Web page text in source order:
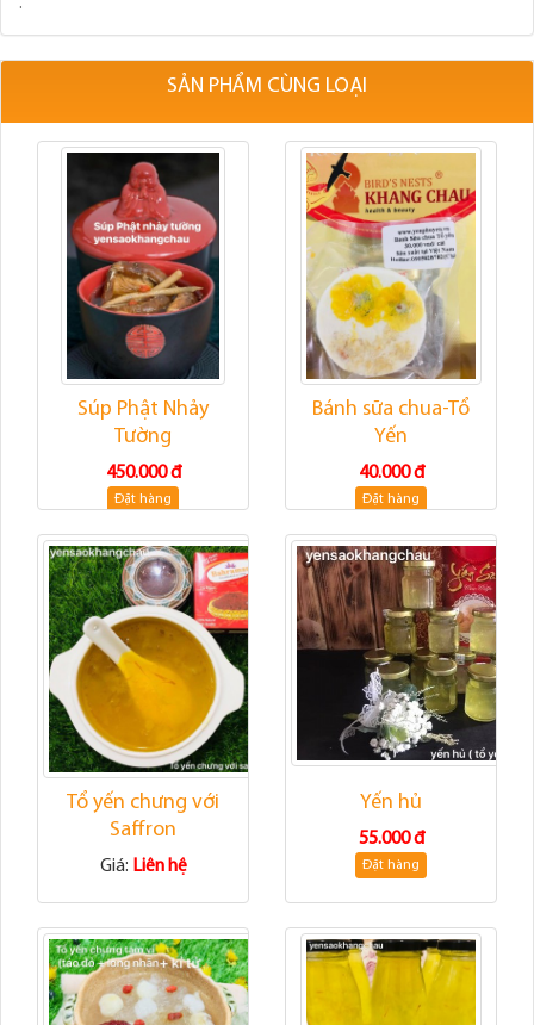
SẢN PHẨM CÙNG LOẠI
Súp Phật Nhảy
Tường
450.000 đ
Đặt hàng
Bánh sữa chua-Tổ
Yến
40.000 đ
Đặt hàng
Tổ yến chưng với
Saffron
Giá: Liên hệ
Yến hủ
55.000 đ
Đặt hàng